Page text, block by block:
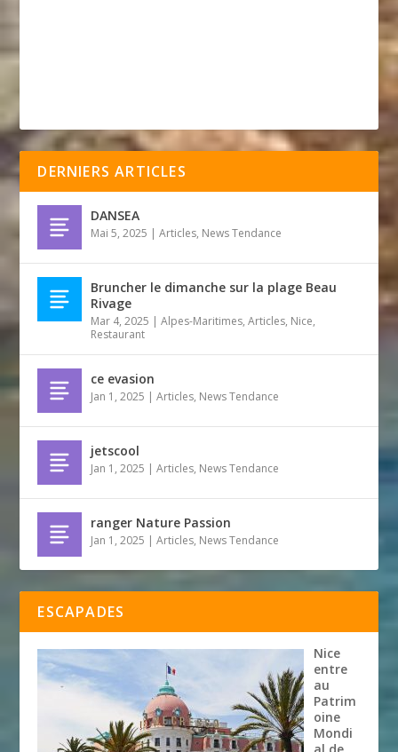
DERNIERS ARTICLES
DANSEA
Mai 5, 2025 |Articles, News Tendance
Bruncher le dimanche sur la plage Beau
Rivage
Mar 4, 2025 |Alpes-Maritimes,Articles, Nice,
Restaurant
ce evasion
Jan 1, 2025 |Articles, News Tendance
jetscool
Jan 1, 2025 |Articles, News Tendance
ranger Nature Passion
Jan 1, 2025 |Articles, News Tendance
ESCAPADES
Nice
entre
au
Patrim
oine
Mondi